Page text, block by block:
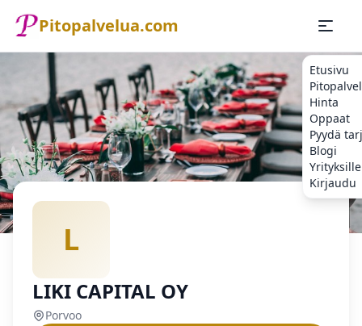
Pitopalvelua.com
Etusivu
Hinta
Oppaat
Pyydä
Blogi
Yrityksille
Kirjaudu
Etusivu
Pitopalvelu
L
LIKI CAPITAL OY
Porvoo